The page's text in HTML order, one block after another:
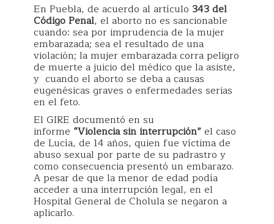
En Puebla, de acuerdo al artículo 343 del
Código Penal, el aborto no es sancionable
cuando: sea por imprudencia de la mujer
embarazada; sea el resultado de una
violación; la mujer embarazada corra peligro
de muerte a juicio del médico que la asiste,
y cuando el aborto se deba a causas
eugenésicas graves o enfermedades serias
en el feto.
El GIRE documentó en su
informe “Violencia sin interrupción”el caso
de Lucía, de 14 años, quien fue víctima de
abuso sexual por parte de su padrastro y
como consecuencia presentó un embarazo.
A pesar de que la menor de edad podía
acceder a una interrupción legal, en el
Hospital General de Cholula se negaron a
aplicarlo.